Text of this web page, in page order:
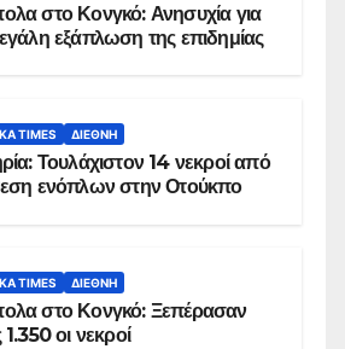
στο Κονγκό: Ανησυχία για
εξάπλωση της επιδημίας
TIMES ΔΙΕΘΝΉ
Τουλάχιστον 14 νεκροί από
ενόπλων στην Οτούκπο
TIMES ΔΙΕΘΝΉ
στο Κονγκό: Ξεπέρασαν
1.350 οι νεκροί